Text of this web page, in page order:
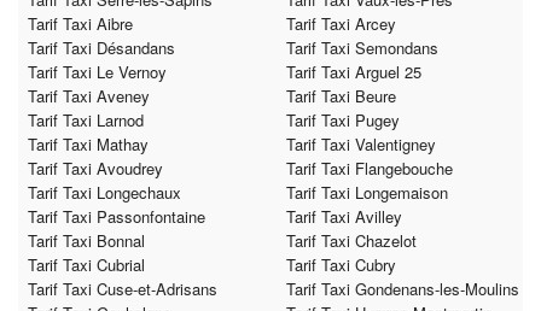
Tarif Taxi Aibre
Tarif Taxi Arcey
Tarif Taxi Désandans
Tarif Taxi Semondans
Tarif Taxi Le Vernoy
Tarif Taxi Arguel 25
Tarif Taxi Aveney
Tarif Taxi Beure
Tarif Taxi Larnod
Tarif Taxi Pugey
Tarif Taxi Mathay
Tarif Taxi Valentigney
Tarif Taxi Avoudrey
Tarif Taxi Flangebouche
Tarif Taxi Longechaux
Tarif Taxi Longemaison
Tarif Taxi Passonfontaine
Tarif Taxi Avilley
Tarif Taxi Bonnal
Tarif Taxi Chazelot
Tarif Taxi Cubrial
Tarif Taxi Cubry
Tarif Taxi Cuse-et-Adrisans
Tarif Taxi Gondenans-les-Moulins